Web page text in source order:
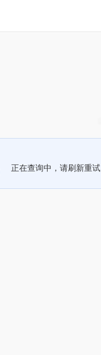
正在查询中，请刷新重试